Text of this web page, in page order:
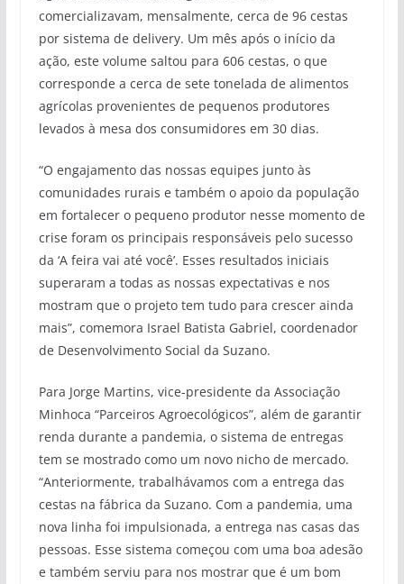
comercializavam, mensalmente, cerca de 96 cestas
por sistema de delivery. Um mês após o início da
ação, este volume saltou para 606 cestas, o que
corresponde a cerca de sete tonelada de alimentos
agrícolas provenientes de pequenos produtores
levados à mesa dos consumidores em 30 dias.
“O engajamento das nossas equipes junto às
comunidades rurais e também o apoio da população
em fortalecer o pequeno produtor nesse momento de
crise foram os principais responsáveis pelo sucesso
da ‘A feira vai até você’. Esses resultados iniciais
superaram a todas as nossas expectativas e nos
mostram que o projeto tem tudo para crescer ainda
mais”, comemora Israel Batista Gabriel, coordenador
de Desenvolvimento Social da Suzano.
Para Jorge Martins, vice-presidente da Associação
Minhoca “Parceiros Agroecológicos”, além de garantir
renda durante a pandemia, o sistema de entregas
tem se mostrado como um novo nicho de mercado.
“Anteriormente, trabalhávamos com a entrega das
cestas na fábrica da Suzano. Com a pandemia, uma
nova linha foi impulsionada, a entrega nas casas das
pessoas. Esse sistema começou com uma boa adesão
e também serviu para nos mostrar que é um bom